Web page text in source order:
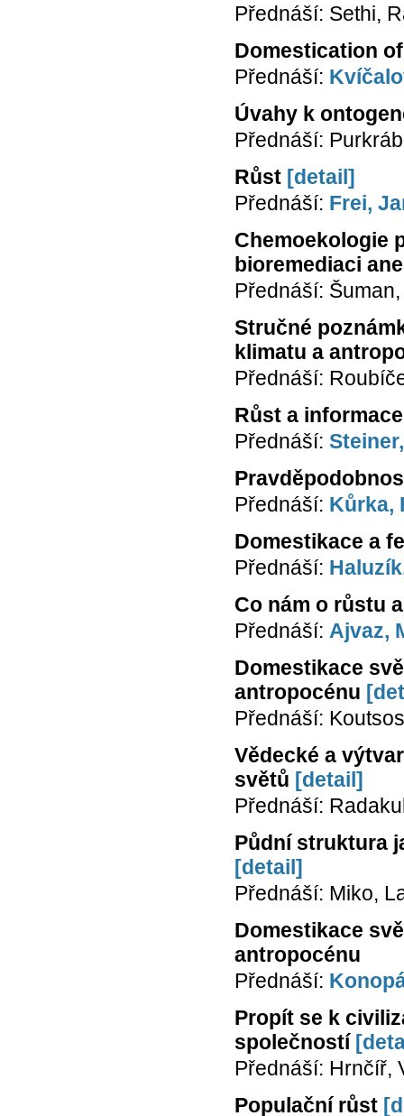
Přednáší: Sethi,
Domestication
Přednáší:
Úvahy k
Přednáší:
Růst [detail]
Přednáší: Frei,
Chemoekologie
bioremediaci
Přednáší:
Stručné
klimatu a
Přednáší:
Růst a informace
Přednáší:
Přednáší: Kůrka,
Domestikace a
Přednáší:
Co nám o růstu
Přednáší: Ajvaz,
Domestikace
antropocénu
Přednáší:
Vědecké a
světů [detail]
Přednáší:
Půdní struktura
[detail]
Přednáší: Miko,
Domestikace
antropocénu
Přednáší:
Propít se k
společností
Přednáší: Hrnčíř,
Populační růst